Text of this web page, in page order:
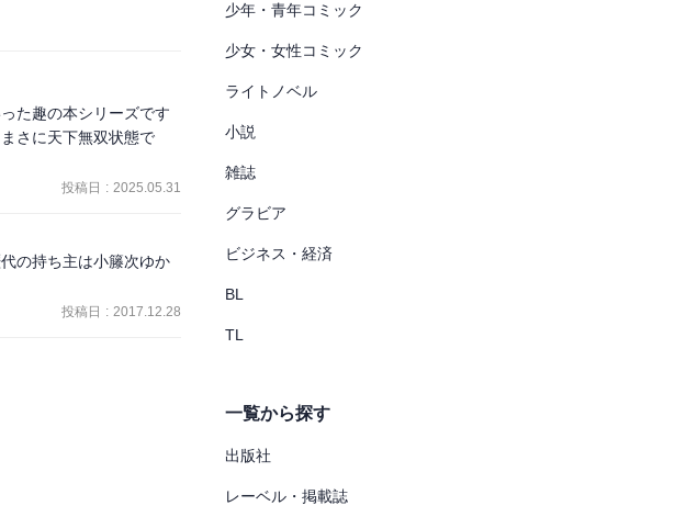
た趣の本シリーズです
さに天下無双状態で
投稿日 : 2025.05.31
の持ち主は小籐次ゆか
投稿日 : 2017.12.28
少年・青年コミック
少女・女性コミック
ライトノベル
小説
雑誌
グラビア
ビジネス・経済
BL
TL
一覧から探す
出版社
レーベル・掲載誌